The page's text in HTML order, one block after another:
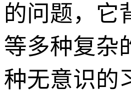
的问题，它
等多种复杂
种无意识的